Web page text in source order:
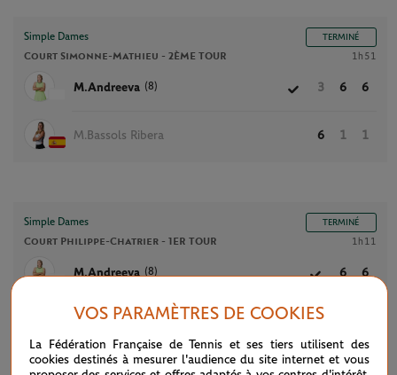
Simple Dames TERMINÉ
Court Simonne-Mathieu - 2ÈME TOUR 1h51
M.Andreeva (8) 3 6 6
M.Bassols Ribera 6 1 1
Simple Dames TERMINÉ
Court Philippe-Chatrier - 1ER TOUR 1h11
M.Andreeva (8) 6 6
F.Ferro (W)
VOS PARAMÈTRES DE COOKIES
La Fédération Française de Tennis et ses tiers utilisent des
cookies destinés à mesurer l'audience du site internet et vous